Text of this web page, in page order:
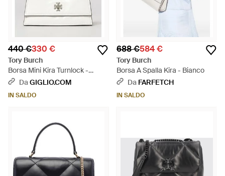
440 €330 €
Tory Burch
Borsa Mini Kira Turnlock -
Neutro
DaGIGLIO.COM
IN SALDO
688 €584 €
Tory Burch
Borsa A Spalla Kira - Bianco
Da FARFETCH
IN SALDO